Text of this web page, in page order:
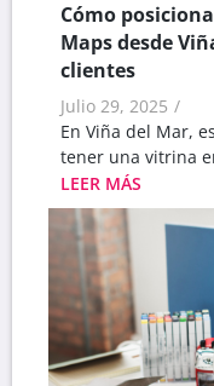
Cómo
Maps desde
clientes
Julio 29, 2025 /
En Viña del Mar,
tener una vitrina
LEER MÁS